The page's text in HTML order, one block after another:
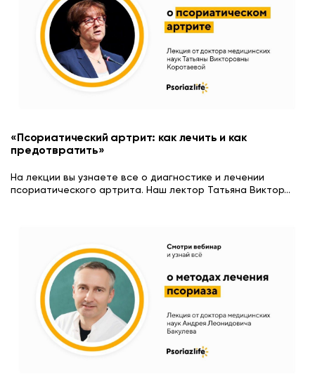
«Псориатический артрит: как лечить и как
предотвратить»
На лекции вы узнаете все о диагностике и лечении
псориатического артрита. Наш лектор Татьяна Виктор...